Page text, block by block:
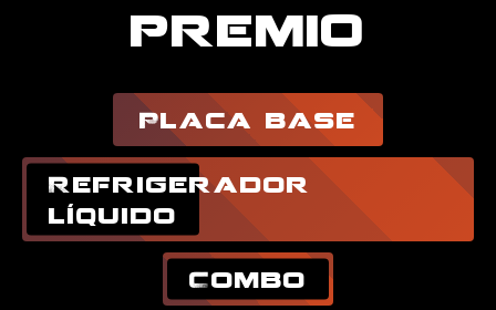
premio
Placa base
Refrigerador
líquido
Combo